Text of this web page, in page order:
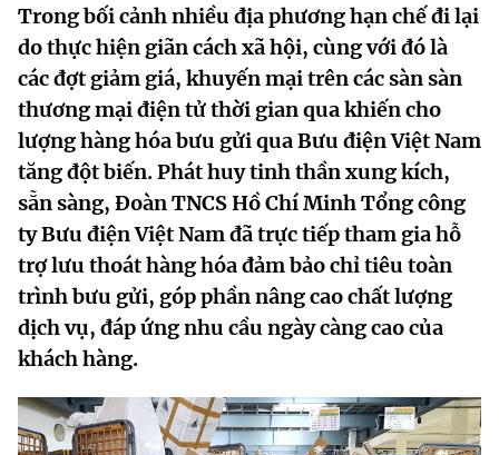
Chức năng nhiệm vụ
Cơ cấu tổ chức
Lịch sử phát triển
Sở Khoa học và Công nghệ
Tin tức sự kiện
Khoa học và Công nghệ
Đổi mới sáng tạo
Chuyển đổi số
Bưu chính, Viễn thông
Sở hữu trí tuệ
Tiêu chuẩn, đo lường, chất lượng
Năng lượng nguyên tử
Dịch vụ công
Hệ thống văn bản
Văn bản QPPL
Văn bản chỉ đạo điều hành
Lấy ý kiến người dân về dự thảo VBQPPL
MST IOFFICE
THỐNG KÊ
Khoa học và Công nghệ
Đổi mới sáng tạo
Chuyển đổi số
Multimedia
THƯ ĐIỆN TỬ
Khác
Videos
Trong bối cảnh nhiều địa phương hạn chế đi lại
do thực hiện giãn cách xã hội, cùng với đó là
các đợt giảm giá, khuyến mại trên các sàn sàn
thương mại điện tử thời gian qua khiến cho
lượng hàng hóa bưu gửi qua Bưu điện Việt Nam
tăng đột biến. Phát huy tinh thần xung kích,
sẵn sàng, Đoàn TNCS Hồ Chí Minh Tổng công
ty Bưu điện Việt Nam đã trực tiếp tham gia hỗ
trợ lưu thoát hàng hóa đảm bảo chỉ tiêu toàn
trình bưu gửi, góp phần nâng cao chất lượng
dịch vụ, đáp ứng nhu cầu ngày càng cao của
khách hàng.